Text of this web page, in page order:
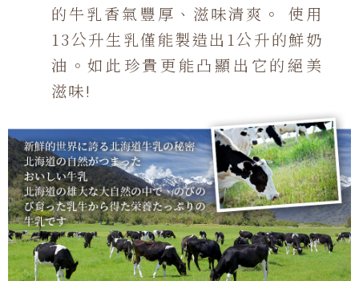
的牛乳香氣豐厚、滋味清爽。 使用
13公升生乳僅能製造出1公升的鮮奶
油。如此珍貴更能凸顯出它的絕美
滋味!